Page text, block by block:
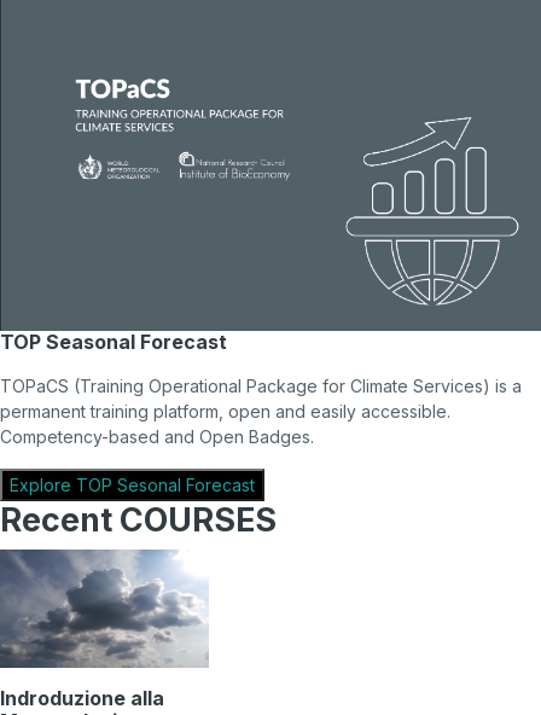
TOP Seasonal Forecast
TOPaCS (Training Operational Package for Climate Services) is a
permanent training platform, open and easily accessible.
Competency-based and Open Badges.
Explore TOP Sesonal Forecast
Recent COURSES
Indroduzione alla